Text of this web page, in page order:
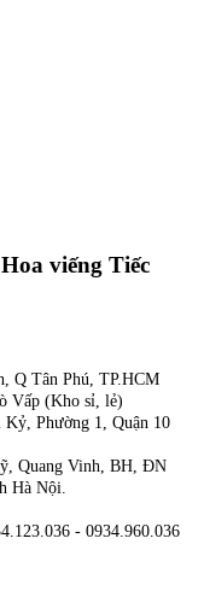
viếng Tiếc
Q Tân Phú, TP.HCM
Vấp (Kho sỉ, lẻ)
Phường 1, Quận 10
Quang Vinh, BH, ĐN
Hà Nội.
- 0934.960.036